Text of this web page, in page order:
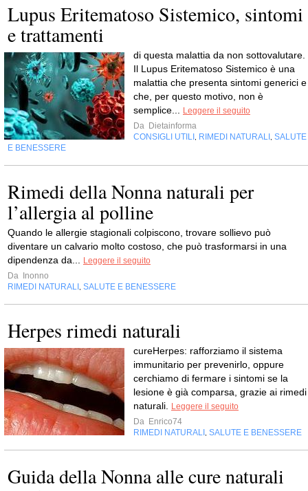
Lupus Eritematoso Sistemico, sintomi
e trattamenti
di questa malattia da non sottovalutare.
Il Lupus Eritematoso Sistemico è una
malattia che presenta sintomi generici e
che, per questo motivo, non è
semplice...
Leggere il seguito
Da Dietainforma
CONSIGLI UTILI
RIMEDI NATURALI
SALUTE
E BENESSERE
Rimedi della Nonna naturali per
l’allergia al polline
Quando le allergie stagionali colpiscono, trovare sollievo può
diventare un calvario molto costoso, che può trasformarsi in una
dipendenza da...
Leggere il seguito
Da
Inonno
RIMEDI NATURALI
SALUTE E BENESSERE
Herpes rimedi naturali
cureHerpes: rafforziamo il sistema
immunitario per prevenirlo, oppure
cerchiamo di fermare i sintomi se la
lesione è già comparsa, grazie ai rimedi
naturali.
Leggere il seguito
Da Enrico74
RIMEDI NATURALI
SALUTE E BENESSERE
Guida della Nonna alle cure naturali